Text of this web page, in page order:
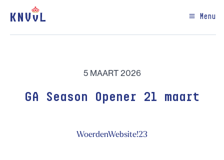
Menu
5 MAART 2026
GA Season Opener 21 maart
WoerdenWebsite!23